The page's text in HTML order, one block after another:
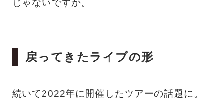
じゃないですか。
戻ってきたライブの形
続いて2022年に開催したツアーの話題に。